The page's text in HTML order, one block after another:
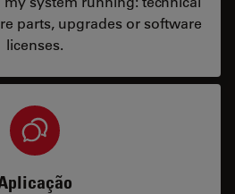
parts, upgrades or software
licenses.